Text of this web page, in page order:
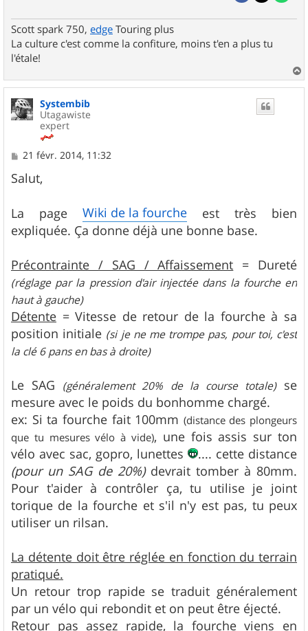
Scott spark 750, edge Touring plus
La culture c'est comme la confiture, moins t'en a plus tu
l'étale!
a
u
Systembib
Utagawiste
expert
M
s
s
g
e
21 févr. 2014, 11:32
Salut,
La page Wiki de la fourche est très bien
expliquée. Ça donne déjà une bonne base.
Précontrainte / SAG / Affaissement = Dureté
(réglage par la pression d'air injectée dans la fourche en
haut à gauche)
Détente = Vitesse de retour de la fourche à sa
position initiale (si je ne me trompe pas, pour toi, c'est
la clé 6 pans en bas à droite)
Le SAG (généralement 20% de la course totale)se
mesure avec le poids du bonhomme chargé.
ex: Si ta fourche fait 100mm (distance des plongeurs
que tu mesures vélo à vide), une fois assis sur ton
vélo avec sac, gopro, lunettes
.... cette distance
(pour un SAG de 20%)devrait tomber à 80mm.
Pour t'aider à contrôler ça, tu utilise je joint
torique de la fourche et s'il n'y est pas, tu peux
utiliser un rilsan.
La détente doit être réglée en fonction du terrain
pratiqué.
Un retour trop rapide se traduit généralement
par un vélo qui rebondit et on peut être éjecté.
Retour pas assez rapide, la fourche viens en